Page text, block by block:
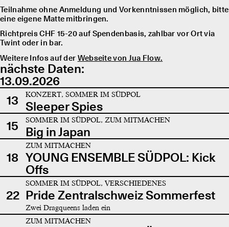
Teilnahme ohne Anmeldung und Vorkenntnissen möglich, bitte
eine eigene Matte mitbringen.
Richtpreis CHF 15-20 auf Spendenbasis, zahlbar vor Ort via
Twint oder in bar.
Weitere Infos auf der Webseite von Jua Flow.
nächste Daten:
13.09.2026
13
KONZERT, SOMMER IM SÜDPOL
Sleeper Spies
15
SOMMER IM SÜDPOL, ZUM MITMACHEN
Big in Japan
18
ZUM MITMACHEN
YOUNG ENSEMBLE SÜDPOL: Kick
Offs
22
SOMMER IM SÜDPOL, VERSCHIEDENES
Pride Zentralschweiz Sommerfest
Zwei Dragqueens laden ein
ZUM MITMACHEN